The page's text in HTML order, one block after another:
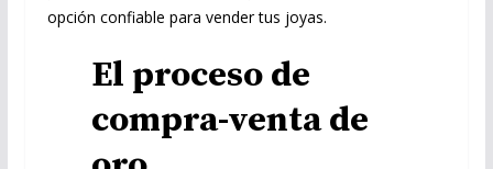
opción confiable para vender tus joyas.
El proceso de
compra-venta de